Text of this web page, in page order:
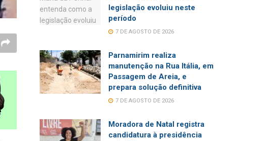
legislação evoluiu neste
período
7 DE AGOSTO DE 2026
Parnamirim realiza
manutenção na Rua Itália, em
Passagem de Areia, e
prepara solução definitiva
7 DE AGOSTO DE 2026
Moradora de Natal registra
candidatura à presidência